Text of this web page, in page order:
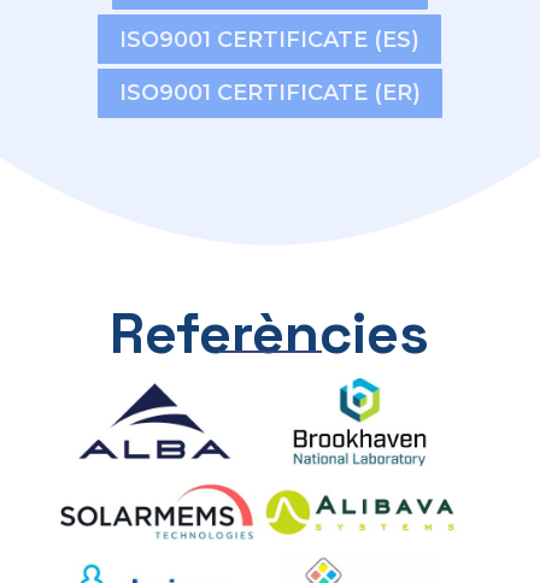
ISO9001 CERTIFICATE (ES)
ISO9001 CERTIFICATE (ER)
Referències